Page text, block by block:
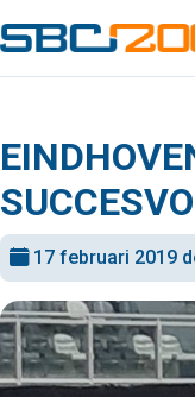
17 februari 2019